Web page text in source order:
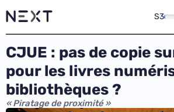
S3
CJUE : pas de copie
pour les livres
bibliothèques ?
« Piratage de proximité »